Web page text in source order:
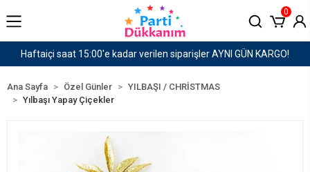
AYNI GÜN KARGO! 1500 TL ve Üzeri
0
Ana Sayfa Özel Günler
YILBAŞI / CHRİSTMAS
Yılbaşı Yapay Çiçekler